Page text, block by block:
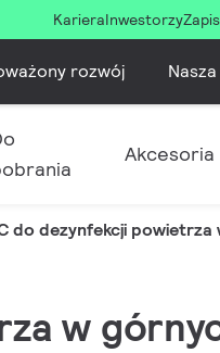
KarieraInwestorzy
rozwój
Akcesoria
do dezynfekcji
w